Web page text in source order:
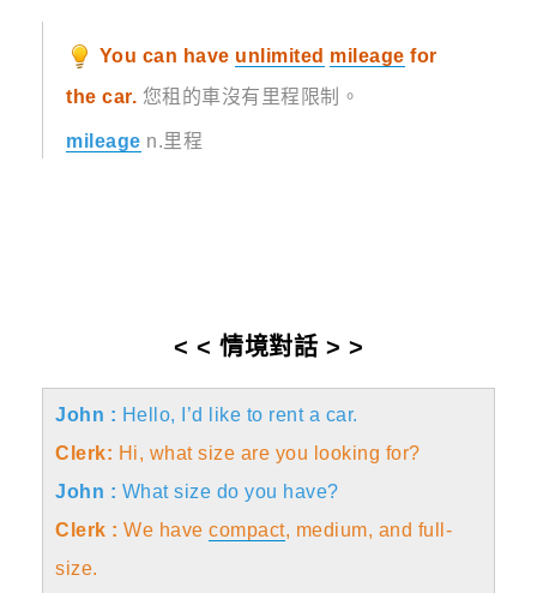
You can have unlimited mileage for
the car. 您租的車沒有里程限制。
mileage n.里程
< < 情境對話 > >
John : Hello, I’d like to rent a car.
Clerk: Hi, what size are you looking for?
John : What size do you have?
Clerk : We have compact, medium, and full-
size.